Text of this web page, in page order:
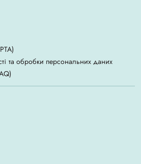
та обробки персональних даних